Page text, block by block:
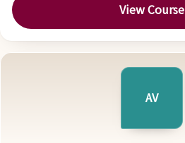
View Course
AV